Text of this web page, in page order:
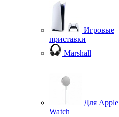
Игровые
приставки
Marshall
Для Apple
Watch